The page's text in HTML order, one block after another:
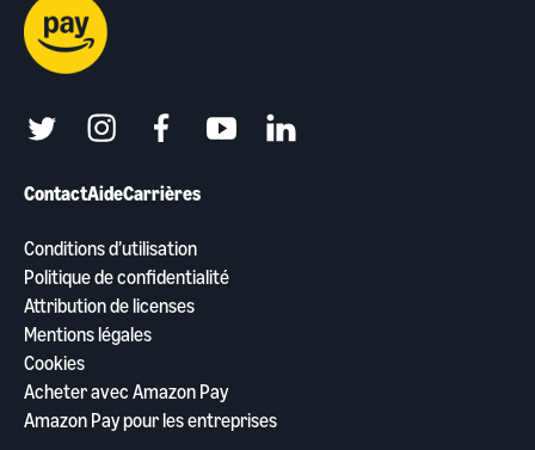
ContactAideCarrières
Conditions d’utilisation
Politique de confidentialité
Attribution de licenses
Mentions légales
Cookies
Acheter avec Amazon Pay
Amazon Pay pour les entreprises
twitter instagramfacebookyoutubelinkedin